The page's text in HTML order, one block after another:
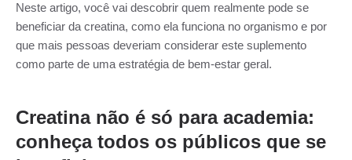
Neste artigo, você vai descobrir quem realmente pode se
beneficiar da creatina, como ela funciona no organismo e por
que mais pessoas deveriam considerar este suplemento
como parte de uma estratégia de bem-estar geral.
Creatina não é só para academia:
conheça todos os públicos que se